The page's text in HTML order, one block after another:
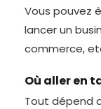
Vous pouvez
lancer un
commerce,
Où aller en
Tout dépend